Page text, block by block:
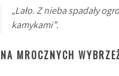
„Lało. Z nieba spadały
kamykami”.
NA MROCZNYCH